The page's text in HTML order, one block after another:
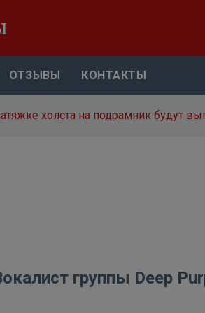
ОТЗЫВЫ КОНТАКТЫ
холста на подрамник будут
группы Deep